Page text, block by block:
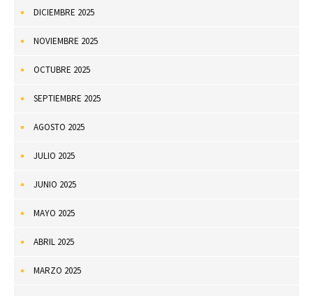
DICIEMBRE 2025
NOVIEMBRE 2025
OCTUBRE 2025
SEPTIEMBRE 2025
AGOSTO 2025
JULIO 2025
JUNIO 2025
MAYO 2025
ABRIL 2025
MARZO 2025